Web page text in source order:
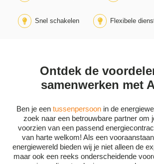
Snel schakelen Flexibele
Ontdek de
samenwerken met
Ben je een tussenpersoon in de
zoek naar een betrouwbare partner om
voorzien van een passend
van harte welkom! Als een
energiewereld bieden wij je niet alleen de
maar ook een reeks onderscheidende